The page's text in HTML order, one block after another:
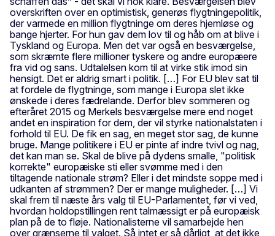
overskriften over en optimistisk, generøs flygtningepolitik,
der varmede en million flygtninge om deres hjemløse og
bange hjerter. For hun gav dem lov til og håb om at blive i
Tyskland og Europa. Men det var også en besværgelse,
som skræmte flere millioner tyskere og andre europæere
fra vid og sans. Udtalelsen kom til at virke stik imod sin
hensigt. Det er aldrig smart i politik. […] For EU blev sat til
at fordele de flygtninge, som mange i Europa slet ikke
ønskede i deres fædrelande. Derfor blev sommeren og
efteråret 2015 og Merkels besværgelse mere end noget
andet en inspiration for dem, der vil styrke nationalstaten i
forhold til EU. De fik en sag, en meget stor sag, de kunne
bruge. Mange politikere i EU er pinte af indre tvivl og nag,
det kan man se. Skal de blive på dydens smalle, "politisk
korrekte" europæiske sti eller svømme med i den
tiltagende nationale strøm? Eller i det mindste soppe med i
udkanten af strømmen? Der er mange muligheder. […] Vi
skal frem til næste års valg til EU-Parlamentet, før vi ved,
hvordan holdopstillingen rent talmæssigt er på europæisk
plan på de to fløje. Nationalisterne vil samarbejde hen
over grænserne til valget. Så intet er så dårligt, at det ikke